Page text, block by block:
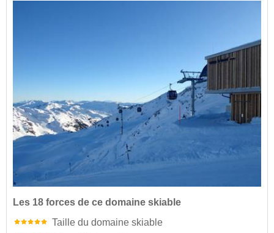
Les 18 forces de ce domaine skiable
Taille du domaine skiable